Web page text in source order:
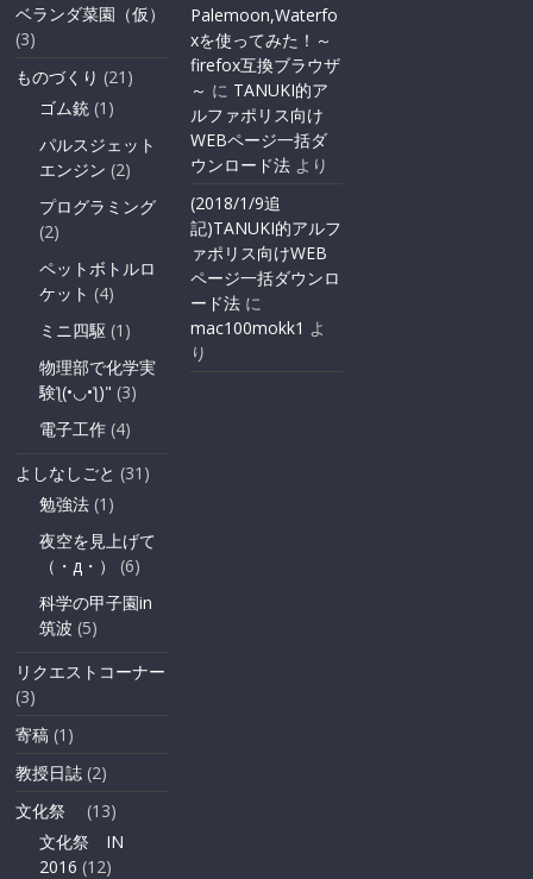
ベランダ菜園（仮）
(3)
ものづくり (21)
ゴム銃 (1)
パルスジェット
エンジン (2)
プログラミング
(2)
ペットボトルロ
ケット (4)
ミニ四駆 (1)
物理部で化学実
験ƪ(•◡•ƪ)" (3)
電子工作 (4)
よしなしごと (31)
勉強法 (1)
夜空を見上げて
（・д・）
(6)
科学の甲子園in
筑波 (5)
リクエストコーナー
(3)
寄稿 (1)
教授日誌 (2)
文化祭
(13)
文化祭 IN
2016 (12)
Palemoon,Waterfo
xを使ってみた！～
firefox互換ブラウザ
～ に TANUKI的ア
ルファポリス向け
WEBページ一括ダ
ウンロード法 より
(2018/1/9追
記)TANUKI的アルフ
ァポリス向けWEB
ページ一括ダウンロ
ード法 に
mac100mokk1 よ
り